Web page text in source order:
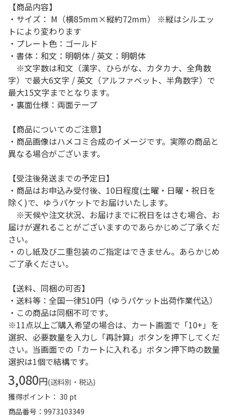
【商品内容】
・サイズ： M（横85mm×縦約72mm） ※縦はシルエッ
トにより変わります
・プレート色：ゴールド
・書体：和文：明朝体 / 英文：明朝体
※文字数は和文（漢字、ひらがな、カタカナ、全角数
字）で最大6文字 / 英文（アルファベット、半角数字）で
最大15文字までとなります。
・裏面仕様：両面テープ
【商品についてのご注意】
・商品画像はハメコミ合成のイメージです。実際の商品と
異なる場合がございます。
【受注後発送までの予定日】
・商品はお申込み受付後、10日程度(土曜・日曜・祝日を
除く)で、ゆうパケットでお届けいたします。
※天候や注文状況、お届けまでに祝日をはさむ場合、お
届けが遅れることがございますのであらかじめご了承くだ
さい。
・のし紙及び二重包装のご指定はできません。あらかじめ
ご了承ください。
【送料、同梱の可否】
・送料等：全国一律510円（ゆうパケット出荷作業代込）
・この商品は同梱不可です。
※11点以上ご購入希望の場合は、カート画面で「10+」を
選択、必要数量を入力し「再計算」ボタンを押下してくだ
さい。当画面での「カートに入れる」ボタン押下時の数量
選択は1個で結構です。
3,080円(送料別・税込)
獲得ポイント： 30 pt
商品番号
9973103349